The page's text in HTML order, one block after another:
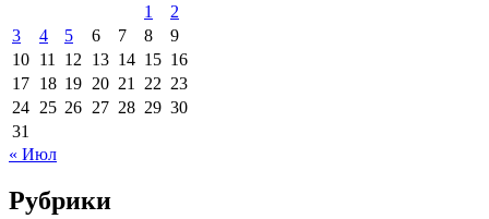
1
2
3
4 5 6 7 8
9
10 11 12 13 14 15 16
17 18 19 20 21 22 23
24 25 26 27 28 29 30
31
« Июл
Рубрики